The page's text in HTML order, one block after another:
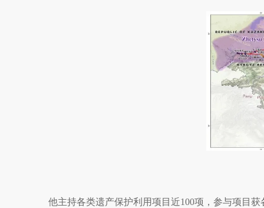
他主持各类遗产保护利用项目近100项，参与项目